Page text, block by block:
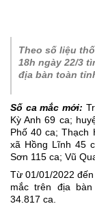
Theo số liệu
18h ngày 22/3
địa bàn toàn
Số ca mắc mới:
Kỳ Anh 69 ca;
Phố 40 ca; Thạch
xã Hồng Lĩnh 45
Sơn 115 ca; Vũ
Từ 01/01/2022
mắc trên địa
34.817 ca.